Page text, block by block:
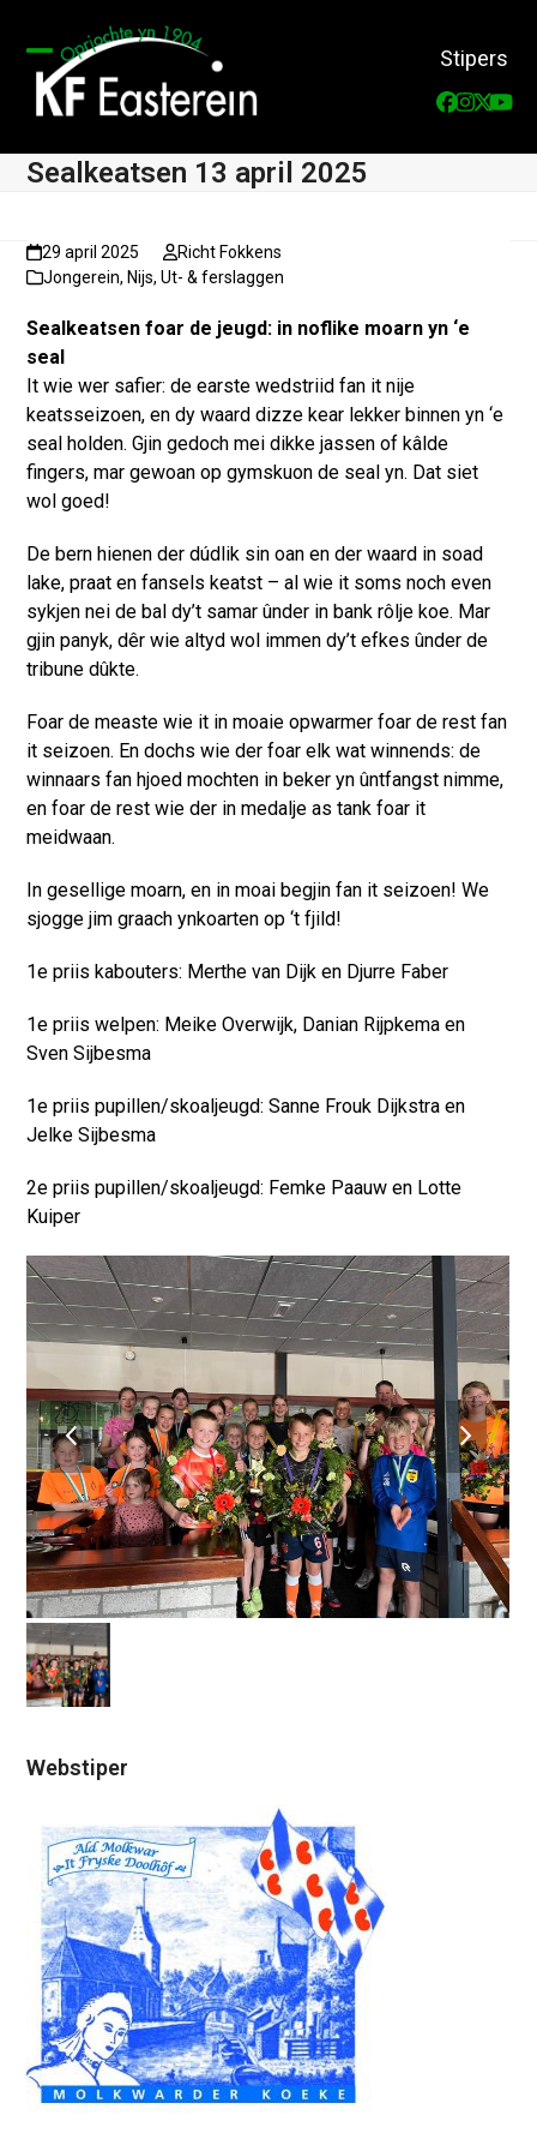
content
Stipers
Facebook
Open
mobile
menu
Close
mobile
menu
Sealkeatsen 13 april 2025
29 april 2025
Richt Fokkens
Jongerein, Nijs,Ut- & ferslaggen
Sealkeatsen foar de jeugd: in noflike moarn yn ‘e
seal
It wie wer safier: de earste wedstriid fan it nije
keatsseizoen, en dy waard dizze kear lekker binnen yn ‘e
seal holden. Gjin gedoch mei dikke jassen of kâlde
fingers, mar gewoan op gymskuon de seal yn. Dat siet
wol goed!
De bern hienen der dúdlik sin oan en der waard in soad
lake, praat en fansels keatst – al wie it soms noch even
sykjen nei de bal dy’t samar ûnder in bank rôlje koe. Mar
gjin panyk, dêr wie altyd wol immen dy’t efkes ûnder de
tribune dûkte.
Foar de measte wie it in moaie opwarmer foar de rest fan
it seizoen. En dochs wie der foar elk wat winnends: de
winnaars fan hjoed mochten in beker yn ûntfangst nimme,
en foar de rest wie der in medalje as tank foar it
meidwaan.
In gesellige moarn, en in moai begjin fan it seizoen! We
sjogge jim graach ynkoarten op ‘t fjild!
1e priis kabouters: Merthe van Dijk en Djurre Faber
1e priis welpen: Meike Overwijk, Danian Rijpkema en
Sven Sijbesma
1e priis pupillen/skoaljeugd: Sanne Frouk Dijkstra en
Jelke Sijbesma
2e priis pupillen/skoaljeugd: Femke Paauw en Lotte
Kuiper
previous
slide
next
slide
Webstiper